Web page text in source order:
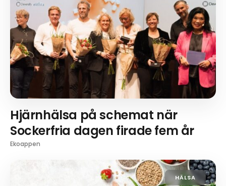
Hjärnhälsa på schemat när
Sockerfria dagen firade fem år
Ekoappen
HÄLSA